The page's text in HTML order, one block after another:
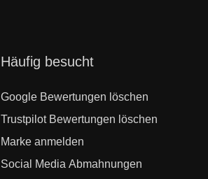
Navigation
Häufig besucht
Google Bewertungen löschen
Trustpilot Bewertungen löschen
Marke anmelden
Social Media Abmahnungen